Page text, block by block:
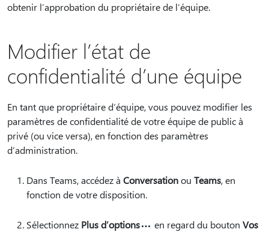
obtenir l’approbation du propriétaire de l’équipe.
Modifier l’état de
confidentialité d’une équipe
En tant que propriétaire d’équipe, vous pouvez modifier les
paramètres de confidentialité de votre équipe de public à
privé (ou vice versa), en fonction des paramètres
d’administration.
Dans Teams, accédez à Conversationou Teams, en
fonction de votre disposition.
Sélectionnez Plus d’options en regard du bouton Vos